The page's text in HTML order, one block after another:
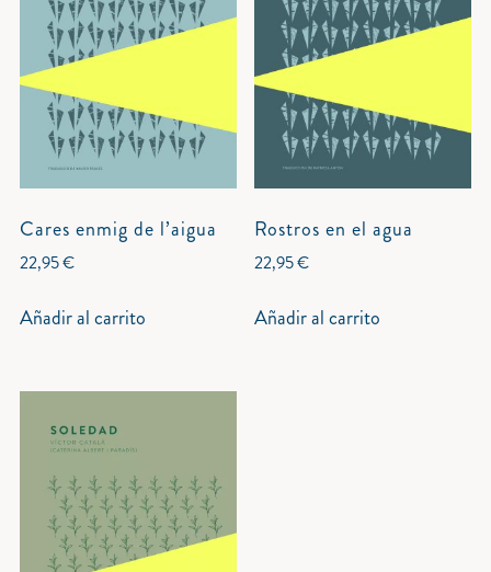
Cares enmig de l’aigua
22,95€
Añadir al carrito
Rostros en el agua
22,95€
Añadir al carrito